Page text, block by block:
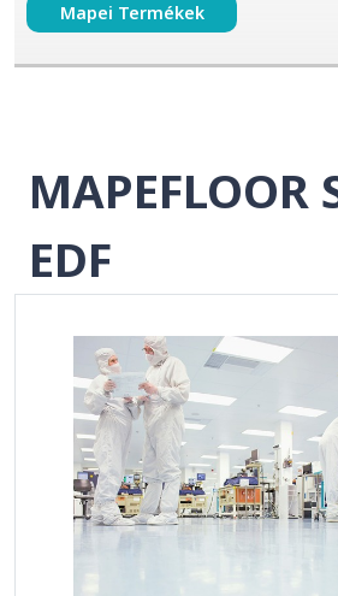
Mapei Termékek
MAPEFLOOR
EDF